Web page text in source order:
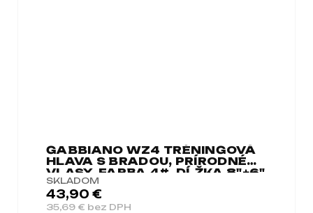
GABBIANO WZ4 TRÉNINGOVÁ
HLAVA S BRADOU, PRÍRODNÉ
VLASY, FARBA 4#, DĹŽKA 8"+6"
SKLADOM
35,69 € bez DPH
43,90 €